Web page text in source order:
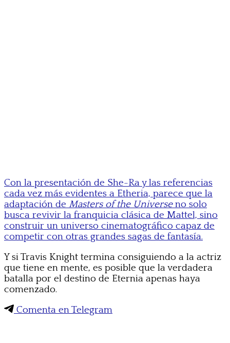
Con la presentación de She-Ra y las referencias
cada vez más evidentes a Etheria, parece que la
adaptación de Masters of the Universeno solo
busca revivir la franquicia clásica de Mattel, sino
construir un universo cinematográfico capaz de
competir con otras grandes sagas de fantasía.
Y si Travis Knight termina consiguiendo a la actriz
que tiene en mente, es posible que la verdadera
batalla por el destino de Eternia apenas haya
comenzado.
Comenta en Telegram